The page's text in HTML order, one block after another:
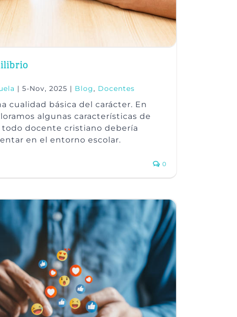
| 5-Nov, 2025 | Blog, Docentes
cualidad básica del carácter. En
algunas características de
docente cristiano debería
en el entorno escolar.
0